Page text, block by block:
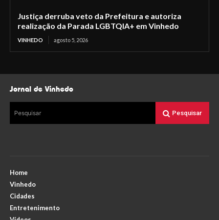
Justiça derruba veto da Prefeitura e autoriza
realização da Parada LGBTQIA+ em Vinhedo
VINHEDO agosto 5, 2026
Jornal de Vinhedo
Pesquisar Pesquisar
Home
Vinhedo
Cidades
Entretenimento